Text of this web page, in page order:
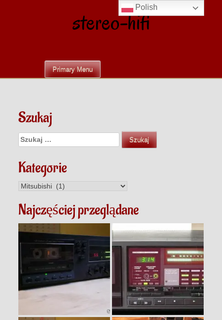
stereo-hifi
Primary Menu
Szukaj
Szukaj:
Kategorie
Kategorie
Najczęściej przeglądane
Polish